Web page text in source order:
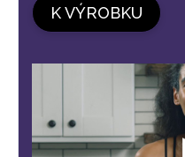
K VÝROBKU